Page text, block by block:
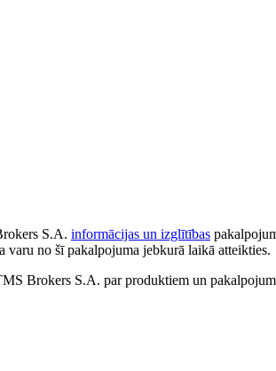
S.A. informācijas un izglītības
varu no šī pakalpojuma jebkurā laikā atteikties.
Brokers S.A. par produktiem un